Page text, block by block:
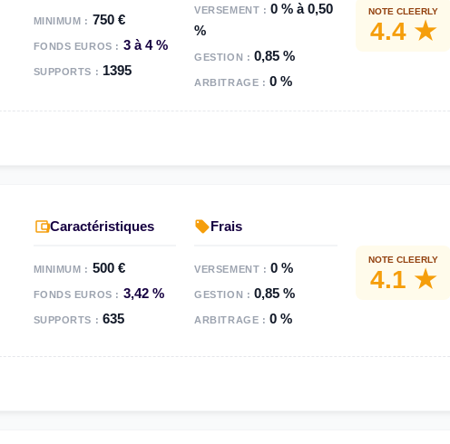
MINIMUM : 750 €
FONDS EUROS : 3 à 4 %
SUPPORTS : 1395
VERSEMENT : 0 % à 0,50
%
GESTION : 0,85 %
ARBITRAGE : 0 %
NOTE CLEERLY
4.4 ★
Caractéristiques
MINIMUM : 500 €
FONDS EUROS : 3,42 %
SUPPORTS : 635
Frais
VERSEMENT : 0 %
GESTION : 0,85 %
ARBITRAGE : 0 %
NOTE CLEERLY
4.1 ★